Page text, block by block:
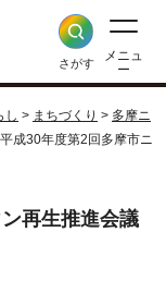
さがす
メニュ
ー
し > まちづくり > 多摩ニ
成30年度第2回多摩市ニ
再生推進会議